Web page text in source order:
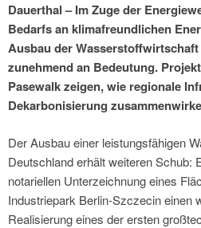
Dauerthal – Im Zuge der
Bedarfs an klimafreundlichen
Ausbau der
zunehmend an Bedeutung.
Pasewalk zeigen, wie regionale
Dekarbonisierung
Der Ausbau einer leistungsfähigen
Deutschland erhält weiteren Schub:
notariellen Unterzeichnung eines
Industriepark Berlin-Szczecin einen
Realisierung eines der ersten